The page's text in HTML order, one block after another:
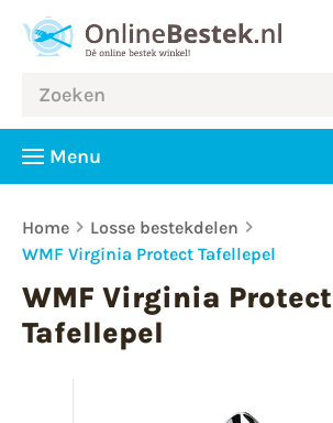
Menu
Home
Losse bestekdelen
WMF Virginia Protect Tafellepel
WMF Virginia Protect
Tafellepel